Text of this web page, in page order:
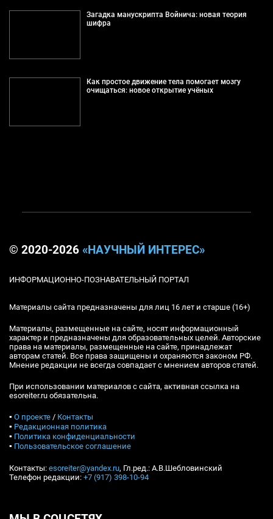
Загадка манускрипта Войнича: новая теория
шифра
Как простое движение тела помогает мозгу
очищаться: новое открытие учёных
© 2020-2026 «НАУЧНЫЙ ИНТЕРЕС»
ИНФОРМАЦИОННО-ПОЗНАВАТЕЛЬНЫЙ ПОРТАЛ
Материалы сайта предназначены для лиц 16 лет и старше (16+)
Материалы, размещенные на сайте, носят информационный
характер и предназначены для образовательных целей. Авторские
права на материалы, размещенные на сайте, принадлежат
авторам статей. Все права защищены и охраняются законом РФ.
Мнение редакции не всегда совпадает с мнением авторов статей.
При использовании материалов с сайта, активная ссылка на
esoreiter.ru обязательна.
▪ О проекте / Контакты
▪ Редакционная политика
▪ Политика конфиденциальности
▪ Пользовательское соглашение
Контакты: esoreiter@yandex.ru, Гл.ред.: А.В.Шебловинский
Телефон редакции: +7 (917) 398-10-94